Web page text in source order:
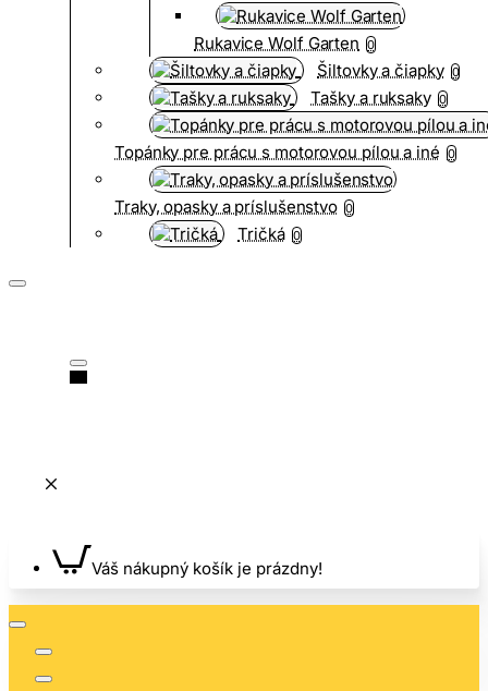
Rukavice Wolf Garten 0
Šiltovky a čiapky 0
Tašky a ruksaky 0
Topánky pre prácu s motorovou pílou a iné 0
Traky, opasky a príslušenstvo 0
Tričká 0
Váš nákupný košík je prázdny!